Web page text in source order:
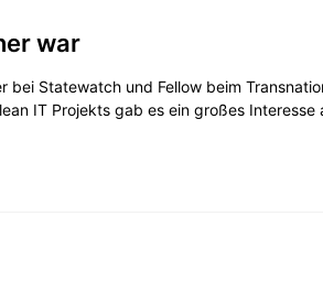
war
Statewatch und Fellow beim
IT Projekts gab es ein großes